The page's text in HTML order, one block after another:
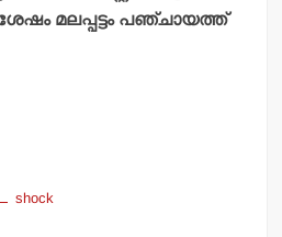
മലപ്പട്ടം പഞ്ചായത്ത്
shock